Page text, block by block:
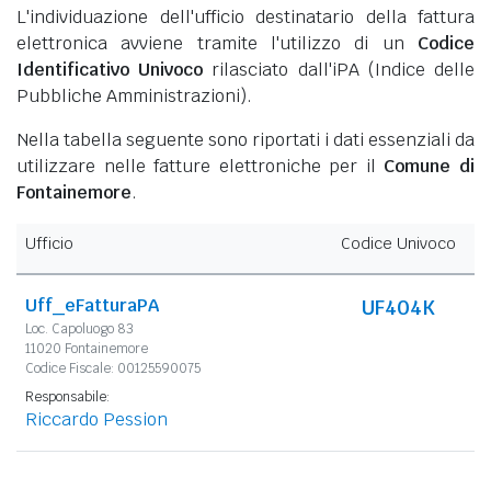
L'individuazione dell'ufficio destinatario della fattura
elettronica avviene tramite l'utilizzo di un Codice
Identificativo Univoco rilasciato dall'iPA (Indice delle
Pubbliche Amministrazioni).
Nella tabella seguente sono riportati i dati essenziali da
utilizzare nelle fatture elettroniche per il Comune di
Fontainemore.
Ufficio Codice Univoco
Uff_eFatturaPA
Loc. Capoluogo 83
11020 Fontainemore
Codice Fiscale: 00125590075
UF404K
Responsabile:
Riccardo Pession